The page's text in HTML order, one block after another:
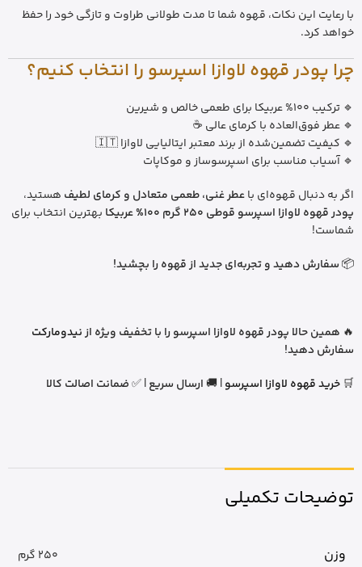
با رعایت این نکات، قهوه شما تا مدت طولانی طراوت و تازگی خود را حفظ
خواهد کرد.
چرا پودر قهوه لاوازا اسپرسو را انتخاب کنیم؟
🔹 ترکیب 100% عربیکا برای طعمی خالص و شیرین
🔹 عطر فوق‌العاده با کرمای عالی ☕
🔹 کیفیت تضمین‌شده از برند معتبر ایتالیایی لاوازا 🇮🇹
🔹 آسیاب مناسب برای اسپرسوساز و موکاپات
اگر به دنبال قهوه‌ای باعطر غنی، طعمی متعادل و کرمای لطیف هستید،
پودر قهوه لاوازا اسپرسو قوطی 250 گرم 100% عربیکا
بهترین انتخاب برای
شماست!
📦سفارش دهید و تجربه‌ای جدید از قهوه را بچشید!
🔥 همین حالا پودر قهوه لاوازا اسپرسو را با تخفیف ویژه ازنیدومارکت
سفارش دهید!
🛒 خرید قهوه لاوازا اسپرسو| 🚚ارسال سریع| ✅ضمانت اصالت کالا
توضیحات تکمیلی
وزن 250 گرم